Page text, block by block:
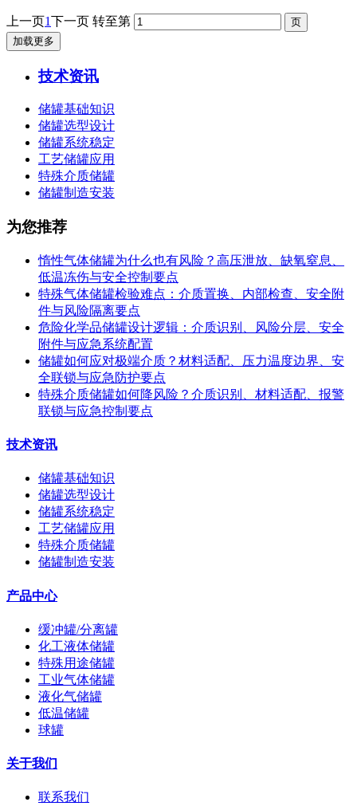
上一页1下一页 转至第
加载更多
技术资讯
储罐基础知识
储罐选型设计
储罐系统稳定
工艺储罐应用
特殊介质储罐
储罐制造安装
为您推荐
惰性气体储罐为什么也有风险？高压泄放、缺氧窒息、
低温冻伤与安全控制要点
特殊气体储罐检验难点：介质置换、内部检查、安全附
件与风险隔离要点
危险化学品储罐设计逻辑：介质识别、风险分层、安全
附件与应急系统配置
储罐如何应对极端介质？材料适配、压力温度边界、安
全联锁与应急防护要点
特殊介质储罐如何降风险？介质识别、材料适配、报警
联锁与应急控制要点
技术资讯
储罐基础知识
储罐选型设计
储罐系统稳定
工艺储罐应用
特殊介质储罐
储罐制造安装
产品中心
缓冲罐/分离罐
化工液体储罐
特殊用途储罐
工业气体储罐
液化气储罐
低温储罐
球罐
关于我们
联系我们